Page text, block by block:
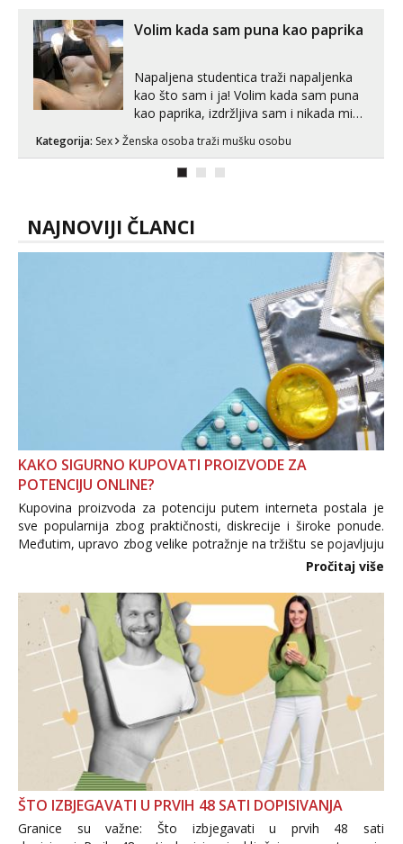
U mojoj raznolikoj ponudi možeš
pranaći nešto po svojoj mjeri. Sexi videa
Volim kada sam puna kao paprika
Napaljena studentica traži napaljenka
kao što sam i ja! Volim kada sam puna
kao paprika, izdržljiva sam i nikada mi
puta dnevno bilo kad i bilo gdje zato se
javi što prije da me isprobaš Klikni na
Kategorija: Sex Ženska osoba traži mušku osobu
NAJNOVIJI ČLANCI
KAKO SIGURNO KUPOVATI PROIZVODE ZA
POTENCIJU ONLINE?
Kupovina proizvoda za potenciju putem interneta postala je
sve popularnija zbog praktičnosti, diskrecije i široke ponude.
Međutim, upravo zbog velike potražnje na tržištu se pojavljuju
i brojni krivotvoreni proizvodi, nepouzdane internetske
Pročitaj više
ŠTO IZBJEGAVATI U PRVIH 48 SATI DOPISIVANJA
Granice su važne: Što izbjegavati u prvih 48 sati